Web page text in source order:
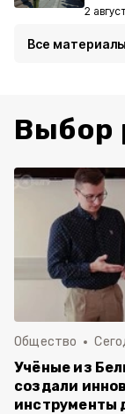
2
Все материалы
Выбор
Общество
Учёные из
создали
инструменты